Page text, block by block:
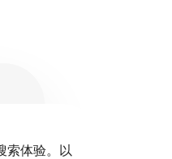
索体验。以